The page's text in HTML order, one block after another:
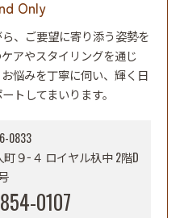
Only
、ご要望に寄り添う姿勢を
アやスタイリングを通じ
悩みを丁寧に伺い、輝く日
トしてまいります。
0833
９−４ ロイヤル杁中 2階D
0107